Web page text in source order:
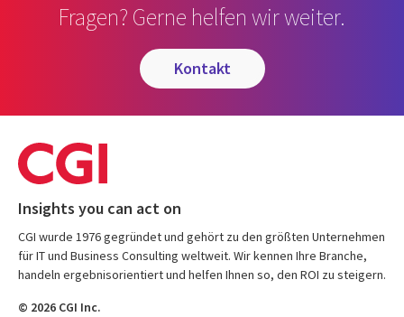
Fragen? Gerne helfen wir weiter.
kontakt
Insights you can act on
CGI wurde 1976 gegründet und gehört zu den größten Unternehmen
für IT und Business Consulting weltweit. Wir kennen Ihre Branche,
handeln ergebnisorientiert und helfen Ihnen so, den ROI zu steigern.
© 2026 CGI Inc.